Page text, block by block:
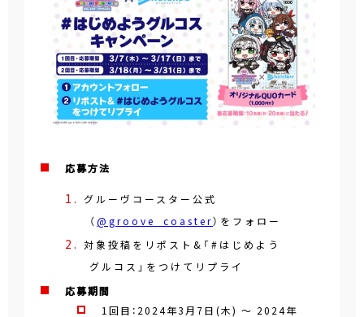
応募方法
グルーヴコースター公式
（@groove_coaster）をフォロー
対象投稿をリポスト&「#はじめよう
グルコス」をつけてリプライ
応募期間
1回目：2024年3月7日(木) ～ 2024年